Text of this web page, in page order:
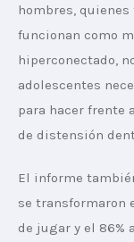
hombres, quienes
funcionan como
hiperconectado,
adolescentes
para hacer frente
de distensión
El informe
se transformaron
de jugar y el 86%